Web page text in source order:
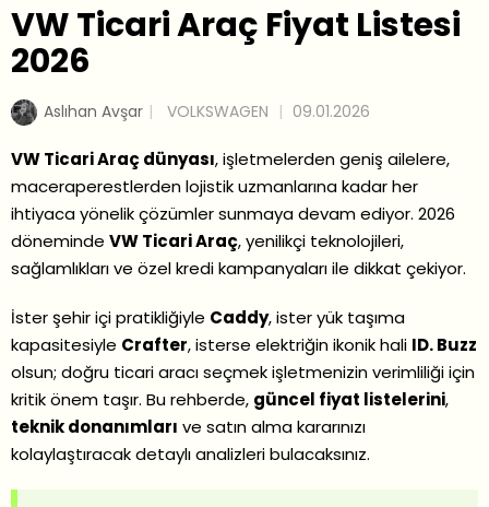
VW Ticari Araç Fiyat Listesi
2026
Aslıhan Avşar VOLKSWAGEN 09.01.2026
VW Ticari Araç dünyası, işletmelerden geniş ailelere,
maceraperestlerden lojistik uzmanlarına kadar her
ihtiyaca yönelik çözümler sunmaya devam ediyor. 2026
döneminde VW Ticari Araç, yenilikçi teknolojileri,
sağlamlıkları ve özel kredi kampanyaları ile dikkat çekiyor.
İster şehir içi pratikliğiyle Caddy, ister yük taşıma
kapasitesiyle Crafter, isterse elektriğin ikonik hali ID. Buzz
olsun; doğru ticari aracı seçmek işletmenizin verimliliği için
kritik önem taşır. Bu rehberde, güncel fiyat listelerini,
teknik donanımları ve satın alma kararınızı
kolaylaştıracak detaylı analizleri bulacaksınız.